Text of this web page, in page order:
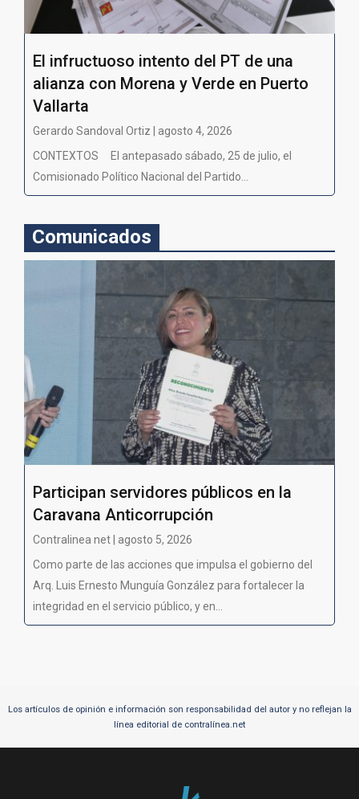
El infructuoso intento del PT de una
alianza con Morena y Verde en Puerto
Vallarta
Gerardo Sandoval Ortiz | agosto 4, 2026
CONTEXTOS El antepasado sábado, 25 de julio, el
Comisionado Político Nacional del Partido...
Comunicados
Participan servidores públicos en la
Caravana Anticorrupción
Contralinea net | agosto 5, 2026
Como parte de las acciones que impulsa el gobierno del
Arq. Luis Ernesto Munguía González para fortalecer la
integridad en el servicio público, y en...
Los artículos de opinión e información son responsabilidad del autor y no reflejan la
línea editorial de contralínea.net